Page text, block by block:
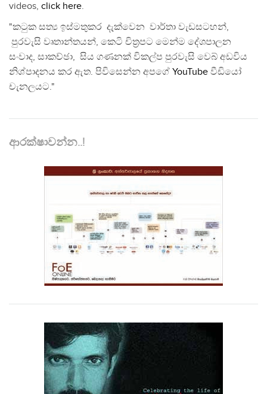
videos, click here.
"කටුක සත්‍ය ඉස්මතුකර දැක්වෙන වාර්තා වැඩසටහන්,
පුරවැසි වෘතාන්තයන්, කෙටි චිත්‍රපට මෙන්ම දේශපාලන
සංවාද, සාකච්ඡා, සිය ගණනක් විකල්ප පුරවැසි වෙබ් අඩවිය
නිශ්පාදනය කර ඇත. පිවිසෙන්න අපගේ YouTube වීඩියෝ
චැනලයට."
ආරක්ෂාවන්න..!